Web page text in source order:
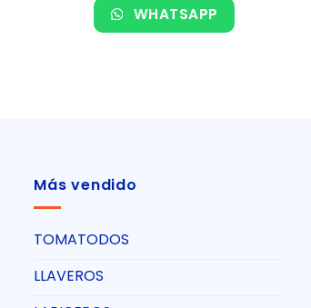
WHATSAPP
Más vendido
TOMATODOS
LLAVEROS